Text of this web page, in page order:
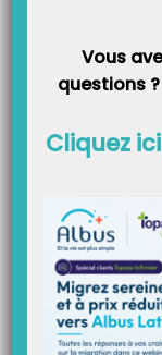
Vous
questions
Cliquez